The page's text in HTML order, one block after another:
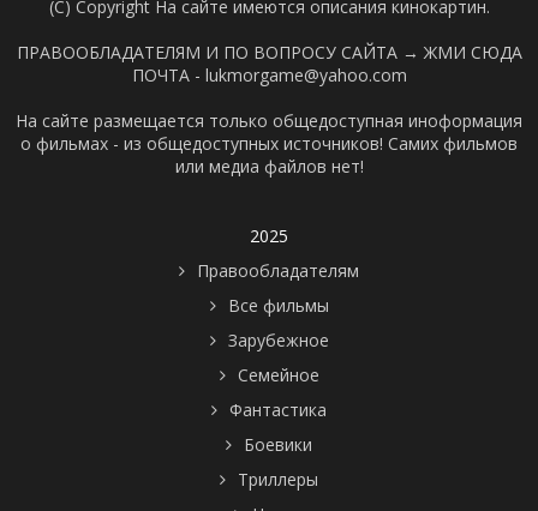
(C) Copyright На сайте имеются описания кинокартин.
ПРАВООБЛАДАТЕЛЯМ И ПО ВОПРОСУ САЙТА → ЖМИ СЮДА
ПОЧТА - lukmorgame@yahoo.com
На сайте размещается только общедоступная иноформация
о фильмах - из общедоступных источников! Самих фильмов
или медиа файлов нет!
2025
Правообладателям
Все фильмы
Зарубежное
Семейное
Фантастика
Боевики
Триллеры